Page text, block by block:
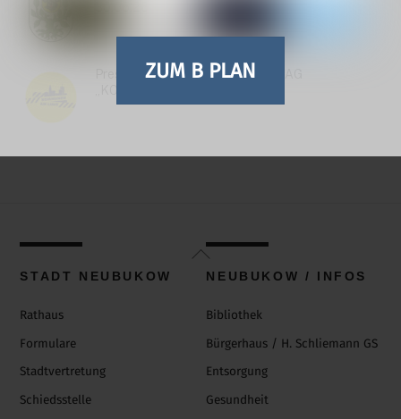
ZUM B PLAN
Pressemitteilung zum AKTIONSTAG
Back
To
STADT NEUBUKOW
Rathaus
Formulare
Stadtvertretung
Schiedsstelle
NEUBUKOW / INFOS
Bibliothek
Bürgerhaus / H. Schliemann GS
Entsorgung
Gesundheit